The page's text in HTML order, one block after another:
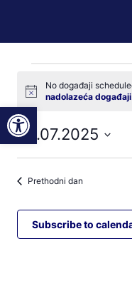
for
Notice
No događaji
nadolazeća događaji
04.07.2025
Odaberite
datum.
Prethodni dan
Subscribe to
Open toolbar